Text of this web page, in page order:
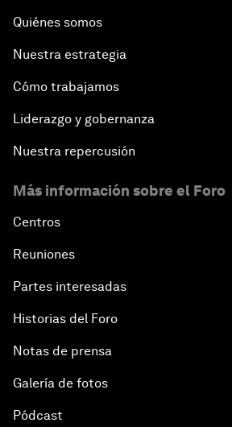
Quiénes somos
Nuestra estrategia
Cómo trabajamos
Liderazgo y gobernanza
Nuestra repercusión
Más información sobre el Foro
Centros
Reuniones
Partes interesadas
Historias del Foro
Notas de prensa
Galería de fotos
Pódcast